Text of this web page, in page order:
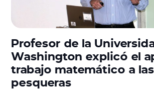
Profesor de la
Washington explicó el
trabajo matemático a las
pesqueras